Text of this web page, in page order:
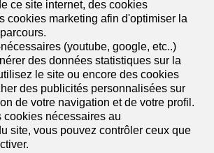
5 pièces en vente à
m²
CHF 10'150.-/m²
162, 4125 Riehen
A convenir
spacieux de 5.5 pièces avec
de la station de tram (W03)
de 5,5 pièces s’étend sur deux
ce site internet, des cookies
cookies marketing afin d'optimiser la
(youtube, google, etc..)
des données statistiques sur la
le site ou encore des cookies
des publicités personnalisées sur
de votre navigation et de votre profil.
cookies nécessaires au
site, vous pouvez contrôler ceux que